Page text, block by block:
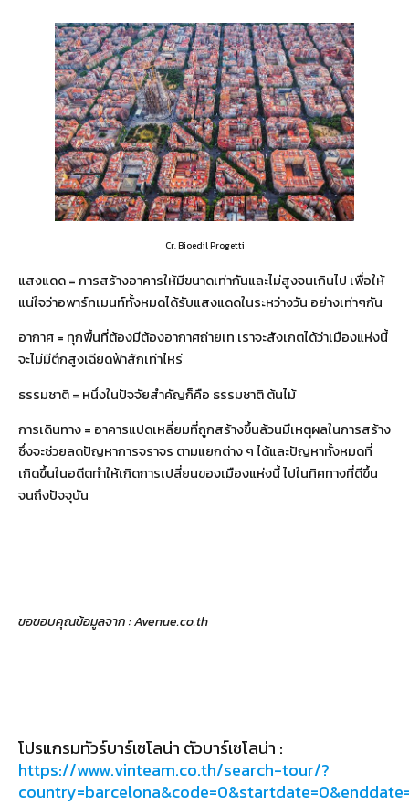
Cr. Bioedil Progetti
แสงแดด = การสร้างอาคารให้มีขนาดเท่ากันและไม่สูงจนเกินไป เพื่อให้
แน่ใจว่าอพาร์ทเมนท์ทั้งหมดได้รับแสงแดดในระหว่างวัน อย่างเท่าๆกัน
อากาศ = ทุกพื้นที่ต้องมีต้องอากาศถ่ายเท เราจะสังเกตได้ว่าเมืองแห่งนี้
จะไม่มีตึกสูงเฉียดฟ้าสักเท่าไหร่
ธรรมชาติ = หนึ่งในปัจจัยสำคัญก็คือ ธรรมชาติ ต้นไม้
การเดินทาง = อาคารแปดเหลี่ยมที่ถูกสร้างขึ้นล้วนมีเหตุผลในการสร้าง
ซึ่งจะช่วยลดปัญหาการจราจร ตามแยกต่าง ๆ ได้และปัญหาทั้งหมดที่
เกิดขึ้นในอดีตทำให้เกิดการเปลี่ยนของเมืองแห่งนี้ ไปในทิศทางที่ดีขึ้น
จนถึงปัจจุบัน
ขอขอบคุณข้อมูลจาก : Avenue.co.th
โปรแกรมทัวร์บาร์เซโลน่า ตัวบาร์เซโลน่า :
https://www.vinteam.co.th/search-tour/?